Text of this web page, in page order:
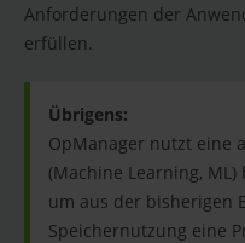
Anforderungen der
erfüllen.
Übrigens:
OpManager nutzt eine
(Machine Learning,
um aus der bisherigen
Speichernutzung eine